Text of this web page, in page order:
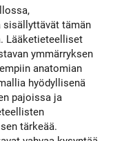
tämän
Lääketieteelliset
ymmärryksen
anatomian
hyödyllisenä
pajoissa ja
tärkeää.